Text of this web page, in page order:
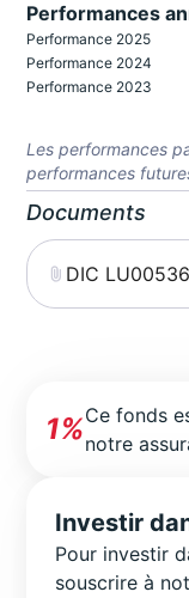
Performances
Performance 2025
Performance 2024
Performance 2023
Les performances
performances
Documents
DIC
1%Ce fonds
notre
Investir
Pour investir
souscrire à